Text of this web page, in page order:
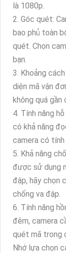
là 1080p.
2. Góc quét:
bao phủ toàn
quét. Chọn
bạn.
3. Khoảng
diện mã vận
không quá gần
4. Tính năng
có khả năng
camera có tính
5. Khả năng
được sử dụng
đập, hãy chọn
chống va đập.
6. Tính năng
đêm, camera
quét mã trong
Nhớ lựa chọn